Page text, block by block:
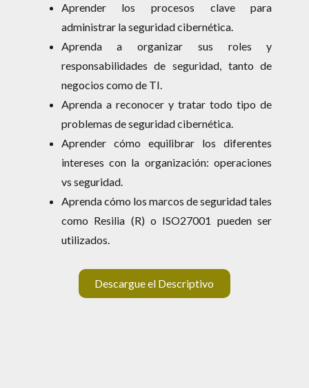
Aprender los procesos clave para
administrar la seguridad cibernética.
Aprenda a organizar sus roles y
responsabilidades de seguridad, tanto de
negocios como de TI.
Aprenda a reconocer y tratar todo tipo de
problemas de seguridad cibernética.
Aprender cómo equilibrar los diferentes
intereses con la organización: operaciones
vs seguridad.
Aprenda cómo los marcos de seguridad tales
como Resilia (R) o ISO27001 pueden ser
utilizados.
Descargue el Descriptivo